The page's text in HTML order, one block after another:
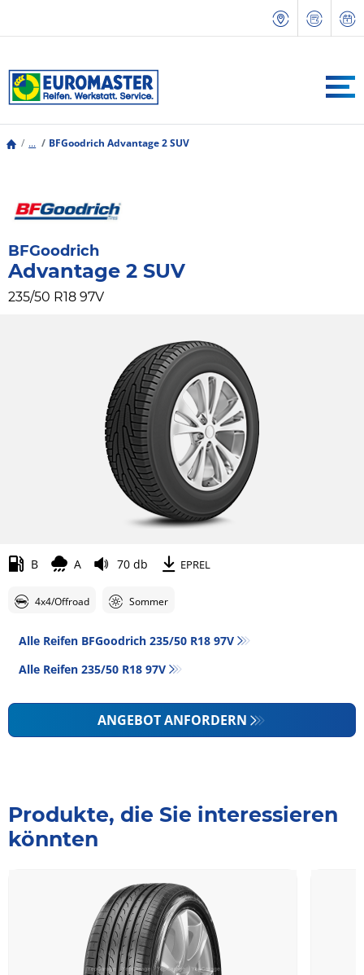
... BFGoodrich Advantage 2 SUV
BFGoodrich
Advantage 2 SUV
235/50 R18 97V
B A 70 db EPREL
4x4/Offroad Sommer
Alle Reifen BFGoodrich 235/50 R18 97V
Alle Reifen‎ 235/50 R18 97V
ANGEBOT ANFORDERN
Produkte, die Sie interessieren
könnten